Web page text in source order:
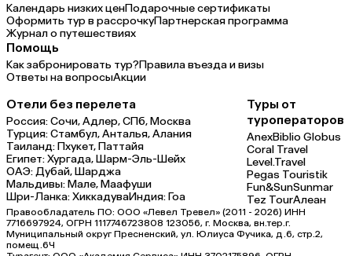
Календарь низких ценПодарочные сертификаты
Оформить тур в рассрочкуПартнерская программа
Журнал о путешествиях
Помощь
Как забронировать тур?Правила въезда и визы
Ответы на вопросыАкции
Отели без перелета
Россия:Сочи,Адлер,СПб,Москва
Турция:Стамбул,Анталья,Алания
Таиланд:Пхукет,Паттайя
Египет:Хургада,Шарм-Эль-Шейх
ОАЭ:Дубай,Шарджа
Мальдивы:Мале,Маафуши
Шри-Ланка:ХиккадуваИндия:Гоа
Туры от
туроператоров
AnexBiblio Globus
Coral Travel
Level.Travel
Pegas Touristik
Fun&SunSunmar
Tez TourАлеан
Правообладатель ПО: ООО «Левел Тревел» (2011 - 2026) ИНН
7716697924, ОГРН 1117746723808 123056, г. Москва, вн.тер.г.
Муниципальный округ Пресненский, ул. Юлиуса Фучика, д.6, стр.2,
помещ.6Ч